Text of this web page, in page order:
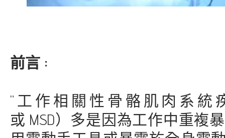
前言 :
"工作相關性骨骼肌肉系統疾病
或 MSD）多是因為工作中重複